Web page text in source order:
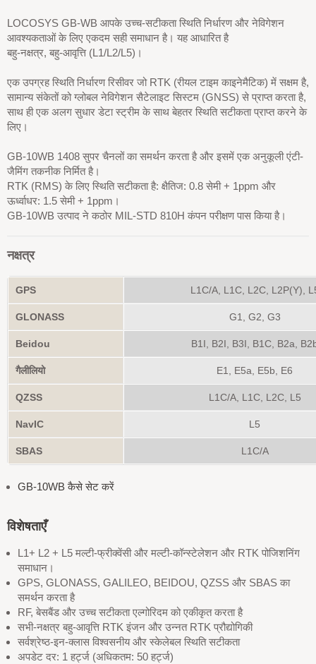
LOCOSYS GB-WB आपके उच्च-सटीकता स्थिति निर्धारण और नेविगेशन
आवश्यकताओं के लिए एकदम सही समाधान है। यह आधारित है
बहु-नक्षत्र, बहु-आवृत्ति (L1/L2/L5)।
एक उपग्रह स्थिति निर्धारण रिसीवर जो RTK (रीयल टाइम काइनेमैटिक) में सक्षम है,
सामान्य संकेतों को ग्लोबल नेविगेशन सैटेलाइट सिस्टम (GNSS) से प्राप्त करता है,
साथ ही एक अलग सुधार डेटा स्ट्रीम के साथ बेहतर स्थिति सटीकता प्राप्त करने के
लिए।
GB-10WB 1408 सुपर चैनलों का समर्थन करता है और इसमें एक अनुकूली एंटी-
जैमिंग तकनीक निर्मित है।
RTK (RMS) के लिए स्थिति सटीकता है: क्षैतिज: 0.8 सेमी + 1ppm और
ऊर्ध्वाधर: 1.5 सेमी + 1ppm।
GB-10WB उत्पाद ने कठोर MIL-STD 810H कंपन परीक्षण पास किया है।
नक्षत्र
GPS L1C/A, L1C, L2C, L2P(Y),
GLONASS G1, G2, G3
Beidou B1I, B2I, B3I, B1C, B2a,
गैलीलियो E1, E5a, E5b, E6
QZSS L1C/A, L1C, L2C, L5
NavIC L5
SBAS L1C/A
GB-10WB कैसे सेट करें
विशेषताएँ
L1+ L2 + L5 मल्टी-फ्रीक्वेंसी और मल्टी-कॉन्स्टेलेशन और RTK पोजिशनिंग
समाधान।
GPS, GLONASS, GALILEO, BEIDOU, QZSS और SBAS का
समर्थन करता है
RF, बेसबैंड और उच्च सटीकता एल्गोरिदम को एकीकृत करता है
सभी-नक्षत्र बहु-आवृत्ति RTK इंजन और उन्नत RTK प्रौद्योगिकी
सर्वश्रेष्ठ-इन-क्लास विश्वसनीय और स्केलेबल स्थिति सटीकता
अपडेट दर: 1 हर्ट्ज (अधिकतम: 50 हर्ट्ज)